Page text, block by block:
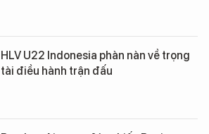
HLV U22 Indonesia phàn nàn về trọng
tài điều hành trận đấu